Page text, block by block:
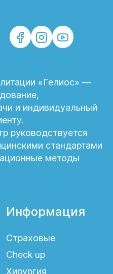
Решение о
принимает врач
резекция
предполагает
железы с
тогда как
удаление ткани
зависит
не
вскармливанию в
подбирает
«Гелиос» —
и индивидуальный
руководствуется
стандартами
методы
Информация
Страховые
Check up
Хирургия